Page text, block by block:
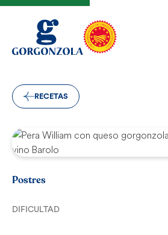
RECETAS
Postres
DIFICULTAD